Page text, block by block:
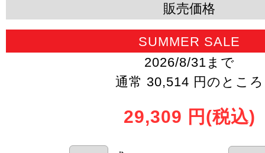
販売価格
SUMMER SALE
2026/8/31まで
通常 30,514 円のところ
29,309 円 (税込)